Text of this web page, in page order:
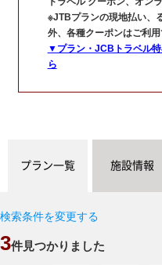
※JTBプランの現地払い、
外、各種クーポンはご利用
▼プラン・JCBトラベル
ら
プラン一覧 施設情報
検索条件を変更する
3件見つかりました